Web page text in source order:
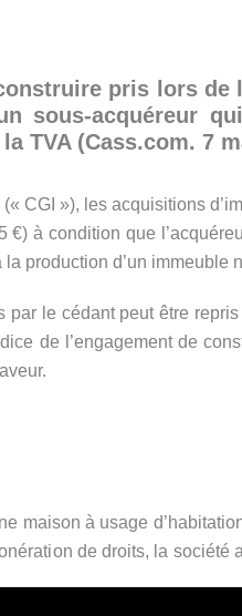
pris lors de
sous-acquéreur
(Cass.com. 7
CGI »), les acquisitions
à condition que
production d’un immeuble
le cédant peut être
de l’engagement de
maison à usage
de droits, la société